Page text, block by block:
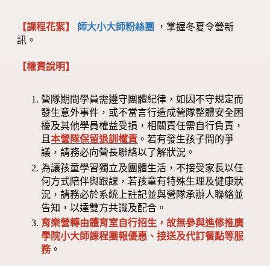
【課程花絮】 師大小大師粉絲團
，掌握冬夏令營新
訊。
【權責說明】
營隊期間學員需遵守團體紀律，如因不守規定而
發生意外事件，或不當言行造成營隊整體安全困
擾及其他學員權益受損，相關責任需自行負責，
且本營隊保留退訓權責 。若有發生孩子間的爭
議，請務必向營長聯絡以了解狀況。
為讓孩童學習獨立及團體生活，不接受家長以任
何方式陪伴與跟課，若孩童有特殊生理及健康狀
況，請務必於系統上註記並與營隊承辦人聯絡並
告知，以達雙方共識及配合。
育樂營轉由體育室自行招生，故無參與進修推廣
學院小大師課程團報優惠、接送及代訂餐點等服
務。